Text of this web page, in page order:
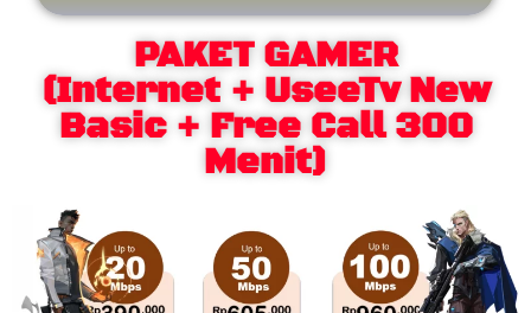
PAKET GAMER
(Internet + UseeTv New
Basic + Free Call 300
Menit)